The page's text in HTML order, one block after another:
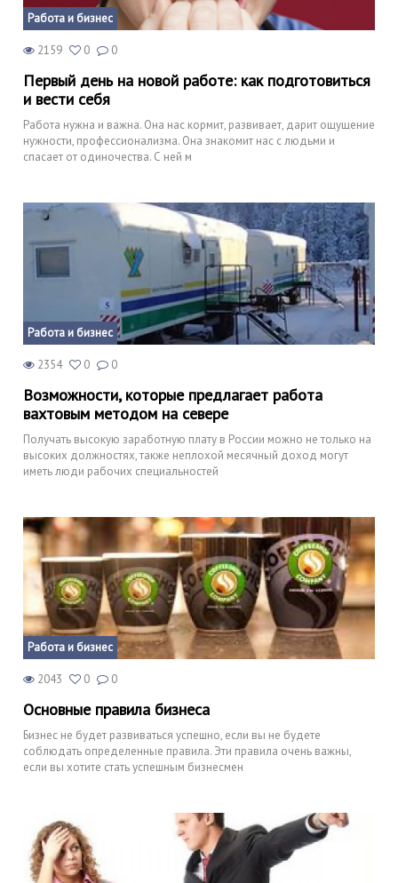
Работа и бизнес
2159 0 0
Первый день на новой работе: как подготовиться
и вести себя
Работа нужна и важна. Она нас кормит, развивает, дарит ощущение
нужности, профессионализма. Она знакомит нас с людьми и
спасает от одиночества. С ней м
Работа и бизнес
2354 0 0
Возможности, которые предлагает работа
вахтовым методом на севере
Получать высокую заработную плату в России можно не только на
высоких должностях, также неплохой месячный доход могут
иметь люди рабочих специальностей
Работа и бизнес
2043 0 0
Основные правила бизнеса
Бизнес не будет развиваться успешно, если вы не будете
соблюдать определенные правила. Эти правила очень важны,
если вы хотите стать успешным бизнесмен